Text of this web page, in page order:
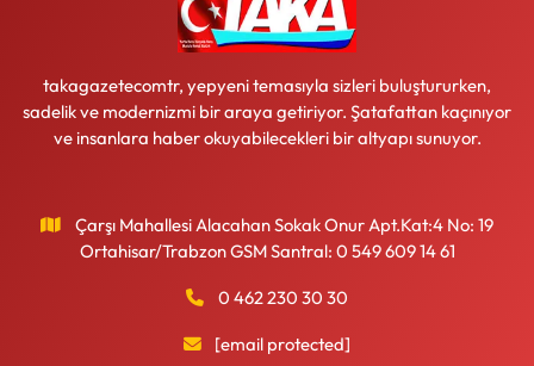
takagazetecomtr, yepyeni temasıyla sizleri buluştururken,
sadelik ve modernizmi bir araya getiriyor. Şatafattan kaçınıyor
ve insanlara haber okuyabilecekleri bir altyapı sunuyor.
Çarşı Mahallesi Alacahan Sokak Onur Apt.Kat:4 No: 19
Ortahisar/Trabzon GSM Santral: 0 549 609 14 61
0 462 230 30 30
[email protected]